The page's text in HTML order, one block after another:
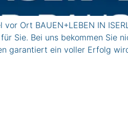
vor Ort BAUEN+LEBEN IN
Sie. Bei uns bekommen Sie
garantiert ein voller Erfolg